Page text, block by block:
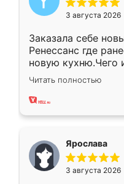
3 августа 2026
Заказала себе
Ренессанс где
новую кухню.Чего
вполне довольна.
два года,
Читать полностью
Ярослава
3 августа 2026